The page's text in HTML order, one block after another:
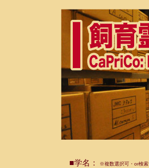
■学名： ※複数選択可・or検索